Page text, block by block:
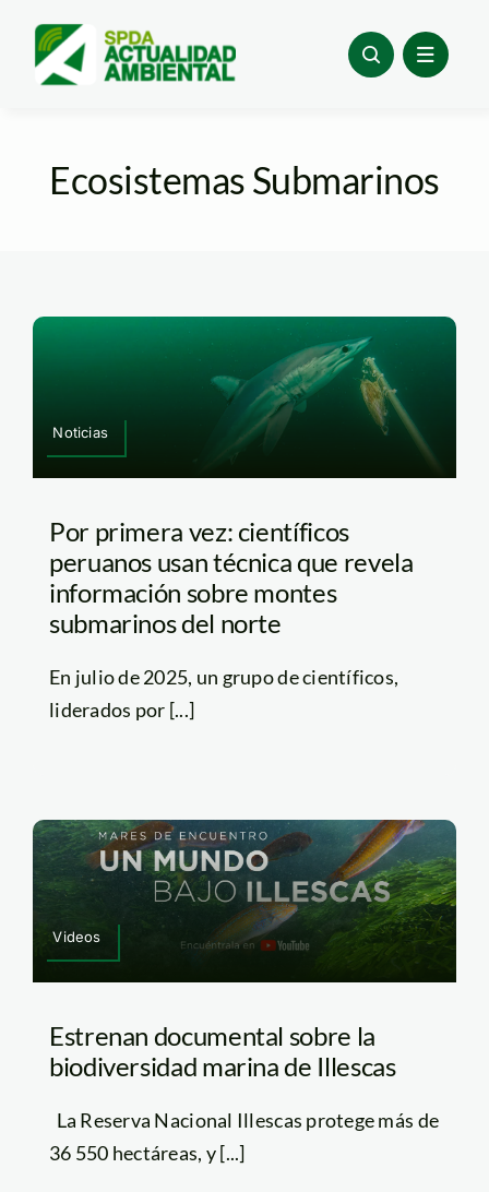
content
Ecosistemas Submarinos
Noticias
Por primera vez: científicos
peruanos usan técnica que revela
información sobre montes
submarinos del norte
En julio de 2025, un grupo de científicos,
liderados por [...]
Videos
Estrenan documental sobre la
biodiversidad marina de Illescas
La Reserva Nacional Illescas protege más de
36 550 hectáreas, y [...]